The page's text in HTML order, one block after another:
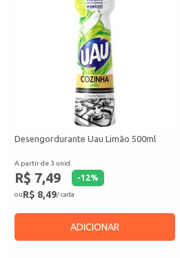
Desengordurante Uau Limão 500ml
A partir de 3 unid.
R$ 7,49 -12%
ouR$ 8,49/ cada
ADICIONAR